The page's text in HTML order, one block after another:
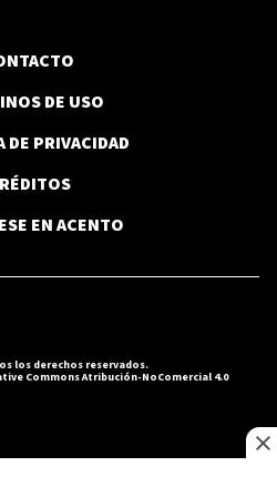
DE USO
DE PRIVACIDAD
EN ACENTO
los derechos reservados.
Commons Atribución-NoComercial 4.0